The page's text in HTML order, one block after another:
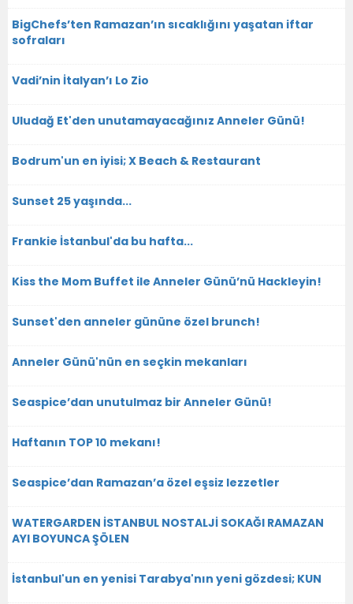
BigChefs’ten Ramazan’ın sıcaklığını yaşatan iftar
sofraları
Vadi’nin İtalyan’ı Lo Zio
Uludağ Et'den unutamayacağınız Anneler Günü!
Bodrum'un en iyisi; X Beach & Restaurant
Sunset 25 yaşında...
Frankie İstanbul'da bu hafta...
Kiss the Mom Buffet ile Anneler Günü’nü Hackleyin!
Sunset'den anneler gününe özel brunch!
Anneler Günü'nün en seçkin mekanları
Seaspice’dan unutulmaz bir Anneler Günü!
Haftanın TOP 10 mekanı!
Seaspice’dan Ramazan’a özel eşsiz lezzetler
WATERGARDEN İSTANBUL NOSTALJİ SOKAĞI RAMAZAN
AYI BOYUNCA ŞÖLEN
İstanbul'un en yenisi Tarabya'nın yeni gözdesi; KUN